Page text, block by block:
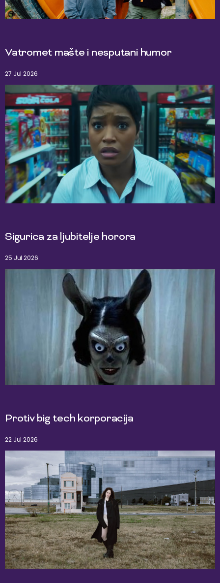
Vatromet mašte i nesputani humor
27 Jul 2026
Sigurica za ljubitelje horora
25 Jul 2026
Protiv big tech korporacija
22 Jul 2026